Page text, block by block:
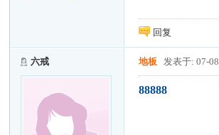
回复
六戒 地板 发表于: 07-08
88888